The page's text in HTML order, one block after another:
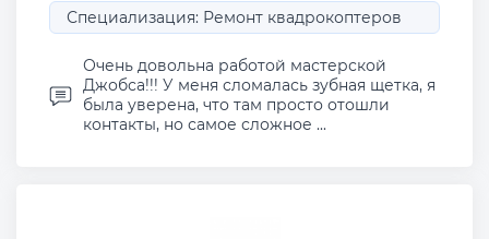
Специализация: Ремонт квадрокоптеров
Очень довольна работой мастерской
Джобса!!! У меня сломалась зубная щетка, я
была уверена, что там просто отошли
контакты, но самое сложное ...